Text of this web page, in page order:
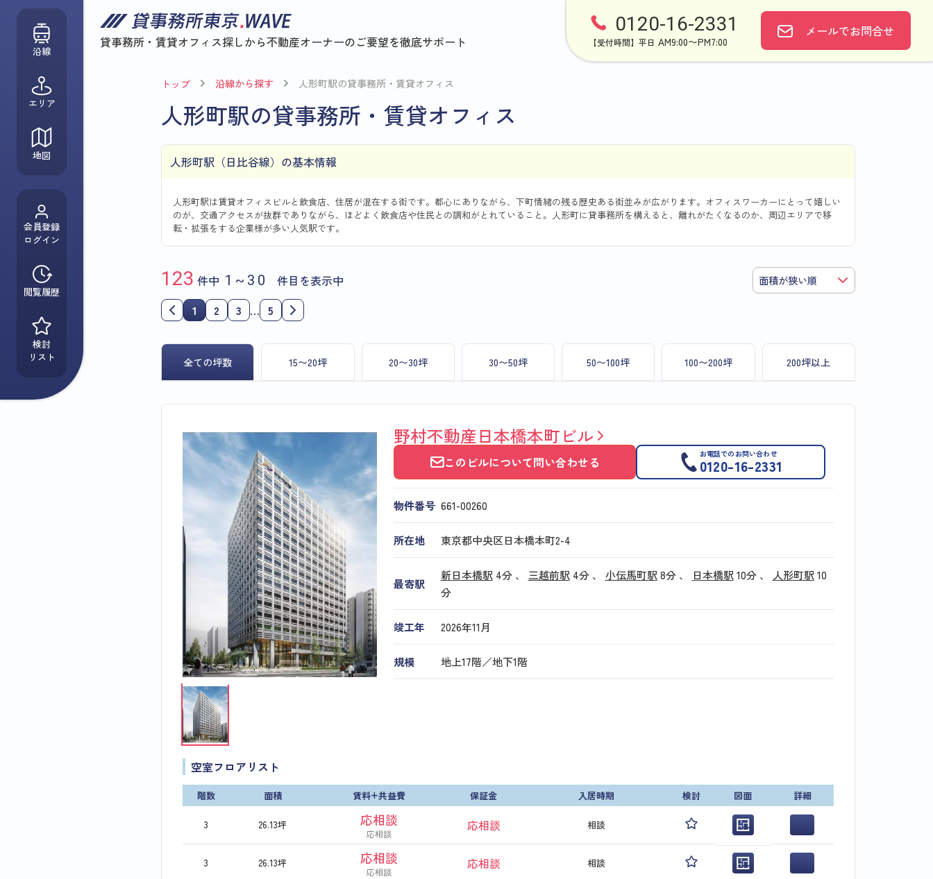
貸事務所・賃貸オフィス探しから不動産オーナーのご要望を徹底サポート
0120-16-2331
【受付時間】平日 AM9:00〜PM7:00
メールでお問合せ
沿線
エリア
地図
会員登録
ログイン
閲覧履歴
検討
リスト
トップ 沿線から探す 人形町駅の貸事務所・賃貸オフィス
人形町駅の貸事務所・賃貸オフィス
人形町駅（日比谷線）の基本情報
人形町駅は賃貸オフィスビルと飲食店、住居が混在する街です。都心にありながら、下町情緒の残る歴史ある街並みが広がります。オフィスワーカーにとって嬉しい
のが、交通アクセスが抜群でありながら、ほどよく飲食店や住民との調和がとれていること。人形町に貸事務所を構えると、離れがたくなるのか、周辺エリアで移
転・拡張をする企業様が多い人気駅です。
123 件中 1~30
件目を表示中
1
2 3 … 5
全ての坪数 15〜20坪 20〜30坪 30〜50坪 50〜100坪 100〜200坪 200坪以上
野村不動産日本橋本町ビル
このビルについて問い合わせる
お電話でのお問い合わせ
0120-16-2331
物件番号 661​-​00260
所在地 東京都中央区日本橋本町2-4
最寄駅
新日本橋駅4分 、 三越前駅4分 、 小伝馬町駅8分 、 日本橋駅10分 、 人形町駅10
分
竣工年 2026年11月
規模 地上17階／地下1階
空室フロアリスト
階数 面積 賃料+共益費 保証金 入居時期 検討 図面 詳細
3 26.13坪 応相談
応相談
応相談 相談
3 26.13坪 応相談
応相談
応相談 相談